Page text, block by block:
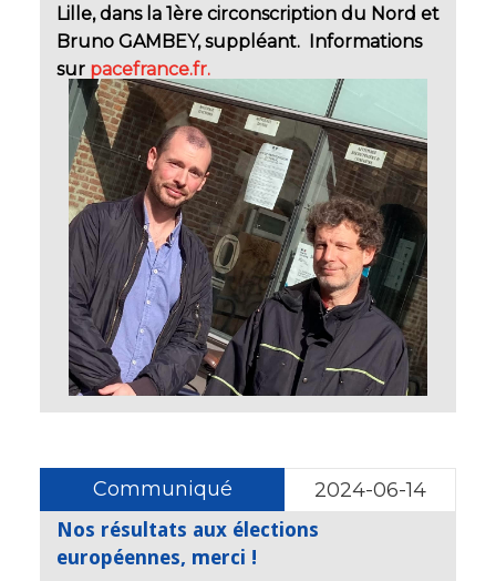
Lille, dans la 1ère circonscription du Nord et
Bruno GAMBEY, suppléant. Informations
sur pacefrance.fr.
Communiqué 2024-06-14
Nos résultats aux élections
européennes, merci !